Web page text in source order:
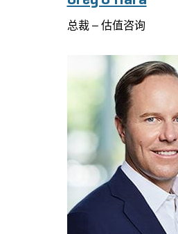
总裁 – 估值咨询